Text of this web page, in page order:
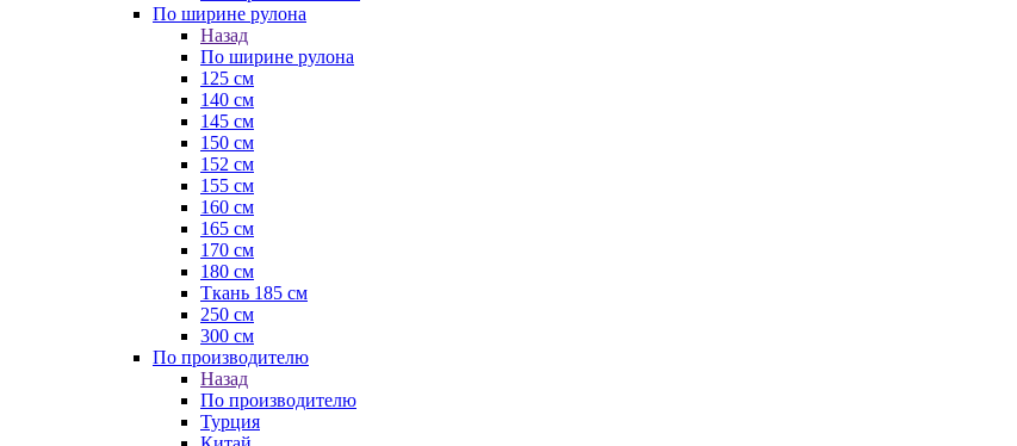
По ширине рулона
Назад
По ширине рулона
125 см
140 см
145 см
150 см
152 см
155 см
160 см
165 см
170 см
180 см
Ткань 185 см
250 см
300 см
По производителю
Назад
По производителю
Турция